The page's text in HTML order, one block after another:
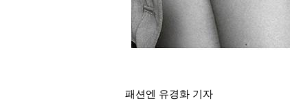
패션엔 유경화 기자